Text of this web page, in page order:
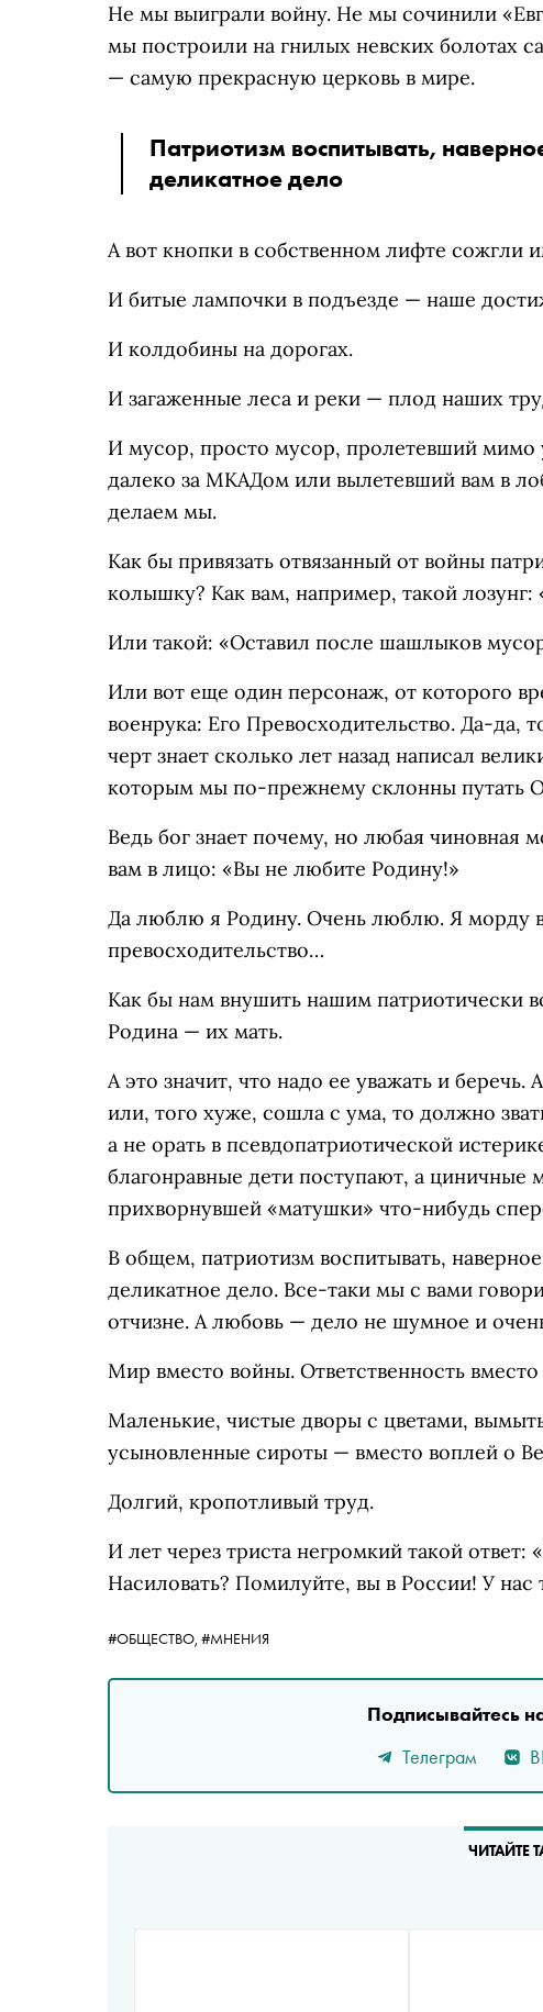
Не мы выиграли войну. Не мы сочинили
мы построили на гнилых невских болотах
— самую прекрасную церковь в мире.
Патриотизм воспитывать,
деликатное дело
А вот кнопки в собственном лифте сожгли
И битые лампочки в подъезде — наше
И колдобины на дорогах.
И загаженные леса и реки — плод наших
И мусор, просто мусор, пролетевший мимо
далеко за МКАДом или вылетевший вам в
делаем мы.
Как бы привязать отвязанный от войны
колышку? Как вам, например, такой
Или такой: «Оставил после шашлыков
Или вот еще один персонаж, от которого
военрука: Его Превосходительство. Да-да,
черт знает сколько лет назад написал
которым мы по-прежнему склонны путать
Ведь бог знает почему, но любая
вам в лицо: «Вы не любите Родину!»
Да люблю я Родину. Очень люблю. Я морду
превосходительство…
Как бы нам внушить нашим патриотически
Родина — их мать.
А это значит, что надо ее уважать и беречь.
или, того хуже, сошла с ума, то должно
а не орать в псевдопатриотической
благонравные дети поступают, а циничные
прихворнувшей «матушки» что-нибудь
В общем, патриотизм воспитывать,
деликатное дело. Все-таки мы с вами
отчизне. А любовь — дело не шумное и
Мир вместо войны. Ответственность
Маленькие, чистые дворы с цветами,
усыновленные сироты — вместо воплей о
Долгий, кропотливый труд.
И лет через триста негромкий такой ответ:
Насиловать? Помилуйте, вы в России! У нас
#ОБЩЕСТВО, #МНЕНИЯ
Подписывайтесь
Телеграм
ЧИТАЙТЕ